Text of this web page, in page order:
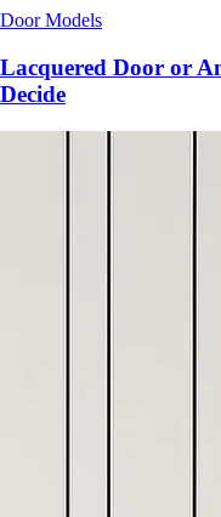
Door Models
Lacquered Door or
Decide